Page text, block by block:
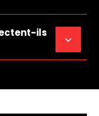
ils